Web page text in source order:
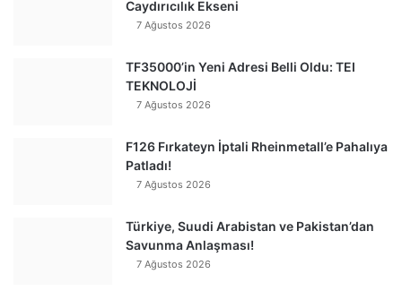
Caydırıcılık Ekseni
7 Ağustos 2026
TF35000’in Yeni Adresi Belli Oldu: TEI
TEKNOLOJİ
7 Ağustos 2026
F126 Fırkateyn İptali Rheinmetall’e Pahalıya
Patladı!
7 Ağustos 2026
Türkiye, Suudi Arabistan ve Pakistan’dan
Savunma Anlaşması!
7 Ağustos 2026